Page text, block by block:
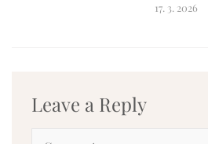
17. 3. 2026
Leave a Reply